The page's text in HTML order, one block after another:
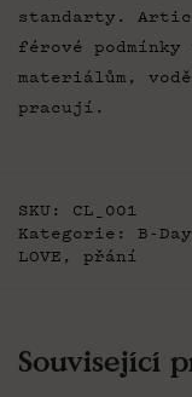
standarty. Artic
férové
materiálům,
pracují.
SKU: CL_001
Kategorie: B-
LOVE , přání
Související